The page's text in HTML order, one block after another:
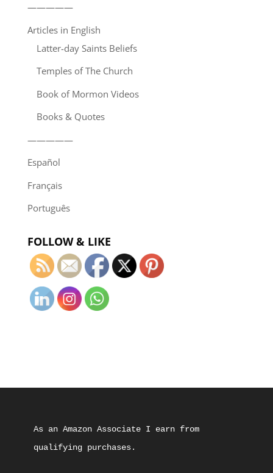
—————
Articles in English
Latter-day Saints Beliefs
Temples of The Church
Book of Mormon Videos
Books & Quotes
—————
Español
Français
Português
FOLLOW & LIKE
As an Amazon Associate I earn from
qualifying purchases.